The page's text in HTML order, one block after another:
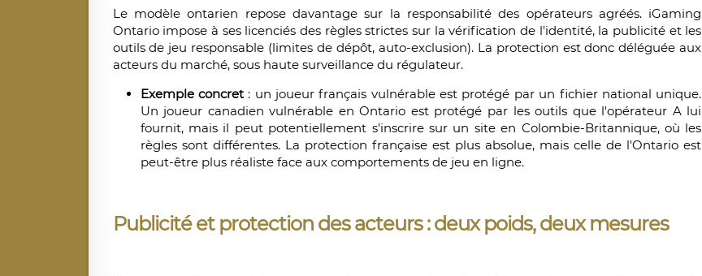
Le modèle ontarien repose davantage sur la responsabilité des opérateurs agréés. iGaming
Ontario impose à ses licenciés des règles strictes sur la vérification de l'identité, la publicité et les
outils de jeu responsable (limites de dépôt, auto-exclusion). La protection est donc déléguée aux
acteurs du marché, sous haute surveillance du régulateur.
Exemple concret: un joueur français vulnérable est protégé par un fichier national unique.
Un joueur canadien vulnérable en Ontario est protégé par les outils que l'opérateur A lui
fournit, mais il peut potentiellement s'inscrire sur un site en Colombie-Britannique, où les
règles sont différentes. La protection française est plus absolue, mais celle de l'Ontario est
peut-être plus réaliste face aux comportements de jeu en ligne.
Publicité et protection des acteurs : deux poids, deux mesures